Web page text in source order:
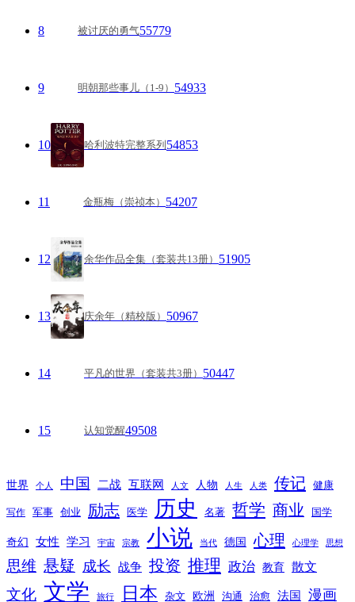
8 被讨厌的勇气55779
9 明朝那些事儿（1-9） 54933
10 哈利波特完整系列 54853
11 金瓶梅（崇祯本） 54207
12 余华作品全集（套装共13册） 51905
13 庆余年（精校版） 50967
14 平凡的世界（套装共3册） 50447
15 认知觉醒49508
世界 个人 中国 二战 互联网 人文 人物 人生 人类 传记 健康
写作 军事 创业 励志 医学 历史 名著 哲学 商业 国学
奇幻 女性 学习 宇宙 宗教 小说 当代 德国 心理 心理学 思想
思维 悬疑 成长 战争 投资 推理 政治 教育 散文
文化 文学 旅行 日本 杂文 欧洲 沟通 治愈 法国 漫画